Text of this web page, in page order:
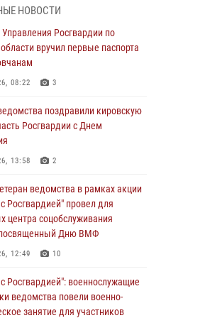
задержали
в сбыте поддельной купюры
09:30
задержали
в грабеже
09:01
участие в митинге в
десантных войск
08:45 8
задержали
07:00
День дежурной службы войск
НОВОСТИ
Росгвардии по
вручил первые паспорта
08:22 3
поздравили кировскую
Росгвардии с Днем
13:58 2
ведомства в рамках акции
Росгвардией" провел для
центра соцобслуживания
Дню ВМФ
12:49 10
Росгвардией": военнослужащие
ведомства повели военно-
занятие для участников